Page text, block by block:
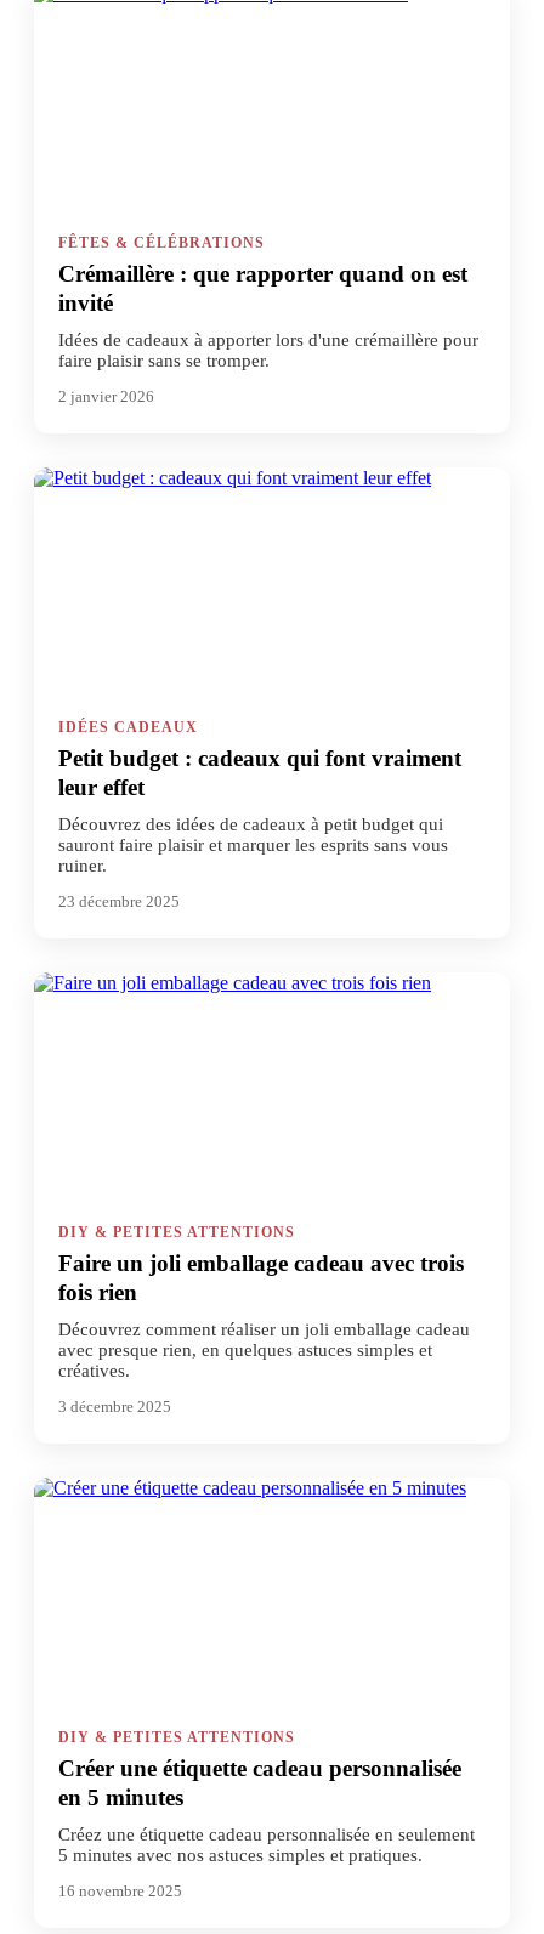
FÊTES & CÉLÉBRATIONS
Crémaillère : que rapporter quand on est
invité
Idées de cadeaux à apporter lors d'une crémaillère pour
faire plaisir sans se tromper.
2 janvier 2026
IDÉES CADEAUX
Petit budget : cadeaux qui font vraiment
leur effet
Découvrez des idées de cadeaux à petit budget qui
sauront faire plaisir et marquer les esprits sans vous
ruiner.
23 décembre 2025
DIY & PETITES ATTENTIONS
Faire un joli emballage cadeau avec trois
fois rien
Découvrez comment réaliser un joli emballage cadeau
avec presque rien, en quelques astuces simples et
créatives.
3 décembre 2025
DIY & PETITES ATTENTIONS
Créer une étiquette cadeau personnalisée
en 5 minutes
Créez une étiquette cadeau personnalisée en seulement
5 minutes avec nos astuces simples et pratiques.
16 novembre 2025